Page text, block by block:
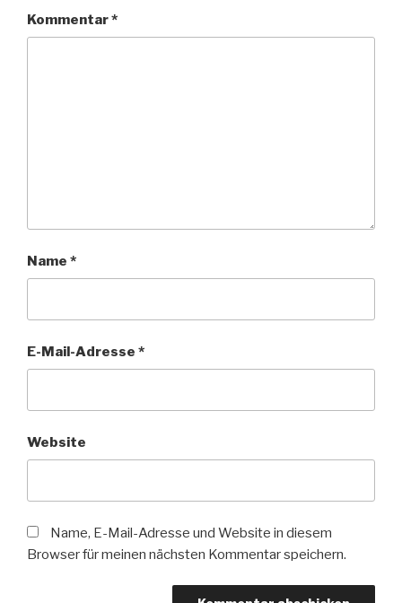
Kommentar*
Name *
E-Mail-Adresse *
Website
Name, E-Mail-Adresse und Website in diesem
Browser für meinen nächsten Kommentar speichern.